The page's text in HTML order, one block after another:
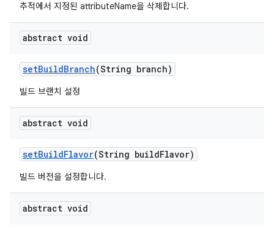
추적에서 지정된 attributeName을 삭제합니다.
abstract void
setBuildBranch(String branch)
빌드 브랜치 설정
abstract void
setBuildFlavor(String buildFlavor)
빌드 버전을 설정합니다.
abstract void